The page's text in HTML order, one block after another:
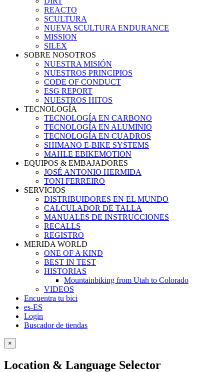
REACTO
SCULTURA
NUEVA SCULTURA ENDURANCE
MISSION
SILEX
SOBRE NOSOTROS
NUESTRA MISIÓN
NUESTROS PRINCIPIOS
CODE OF CONDUCT
ESG REPORT
NUESTROS HITOS
TECNOLOGÍA
TECNOLOGÍA EN CARBONO
TECNOLOGÍA EN ALUMINIO
TECNOLOGÍA EN CUADROS
SHIMANO E-BIKE SYSTEMS
MAHLE EBIKEMOTION
EQUIPOS & EMBAJADORES
JOSÉ ANTONIO HERMIDA
TONI FERREIRO
SERVICIOS
DISTRIBUIDORES EN EL MUNDO
CALCULADOR DE TALLA
MANUALES DE INSTRUCCIONES
RECALLS
REGISTRO
MERIDA WORLD
ONE OF A KIND
BEST IN TEST
HISTORIAS
Mountainbiking from Utah to Colorado
VIDEOS
Encuentra tu bici
es-ES
Login
Buscador de tiendas
×
Location & Language Selector